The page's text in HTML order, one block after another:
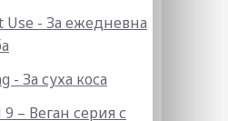
Use - За ежедневна
- За суха коса
9 – Веган серия с